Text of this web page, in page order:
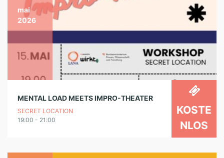
mai
2026
MENTAL LOAD MEETS IMPRO-THEATER
SECRET LOCATION
19:00 - 21:00
KOSTE
NLOS